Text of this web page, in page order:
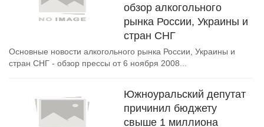
обзор алкогольного
рынка России, Украины и
стран СНГ
Основные новости алкогольного рынка России, Украины и
стран СНГ - обзор прессы от 6 ноября 2008...
Южноуральский депутат
причинил бюджету
свыше 1 миллиона